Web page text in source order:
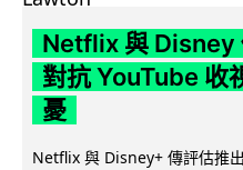
Netflix 與 Disney
對抗 YouTube 收
憂
Netflix 與 Disney+ 傳評估推